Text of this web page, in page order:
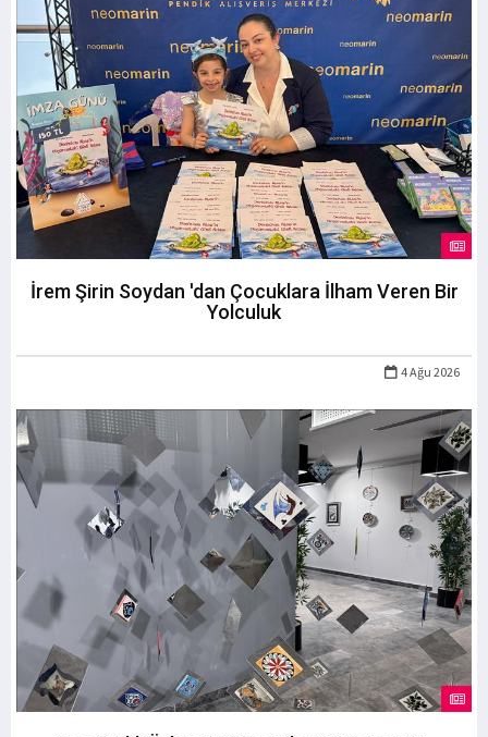
İrem Şirin Soydan 'dan Çocuklara İlham Veren Bir
Yolculuk
4 Ağu 2026